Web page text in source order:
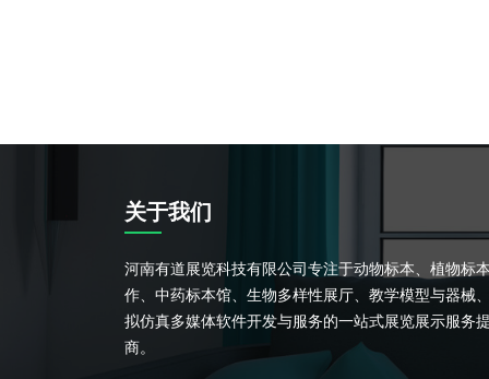
关于我们
河南有道展览科技有限公司专注于动物标本、植物标
作、中药标本馆、生物多样性展厅、教学模型与器械
拟仿真多媒体软件开发与服务的一站式展览展示服务
商。